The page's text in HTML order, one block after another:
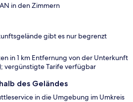
in den Zimmern
gibt es nur begrenzt
in 1 km Entfernung von der Unterkunft
vergünstigte Tarife verfügbar
des Geländes
in die Umgebung im Umkreis